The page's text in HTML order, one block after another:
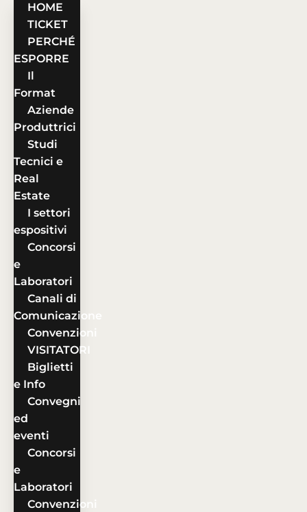
HOME
TICKET
PERCHÉ
ESPORRE
Il
Format
Aziende
Produttrici
Studi
Tecnici e
Real
Estate
I settori
espositivi
Concorsi
e
Laboratori
Canali di
Comunicazione
Convenzioni
VISITATORI
Biglietti
e Info
Convegni
ed
eventi
Concorsi
e
Laboratori
Convenzioni